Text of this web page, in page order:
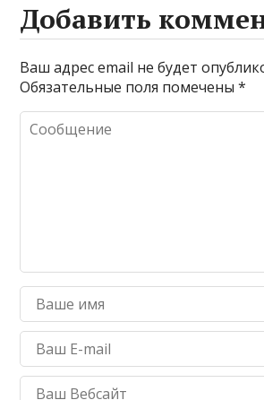
Добавить
Ваш адрес email не будет
Обязательные поля помечены*